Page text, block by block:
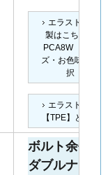
エラストマー
製はこちら
PCA8W サイ
ズ・お色味を選
択
エラストマー
【TPE】とは？
ボルト余長
ダブルナット